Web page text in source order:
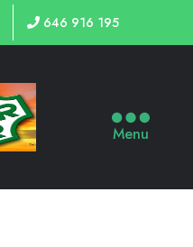
646 916 195
Menu